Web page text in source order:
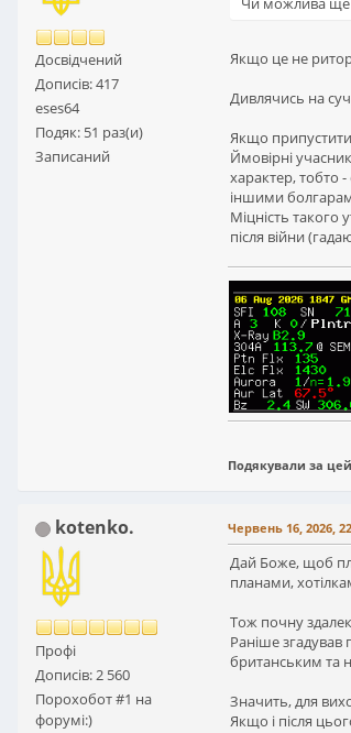
Досвідчений
Дописів: 417
eses64
Подяк: 51 раз(и)
Записаний
Якщо це не
Дивлячись на
Якщо
Ймовірні
характер, тобто
іншими
Міцність такого
після війни
Подякували за
kotenko.
Профі
Дописів: 2 560
Порохобот #1 на
форумі:)
Червень 16, 2026,
Дай Боже, щоб
планами,
Тож почну
Раніше згадував
британським та
Значить, для
Якщо і після